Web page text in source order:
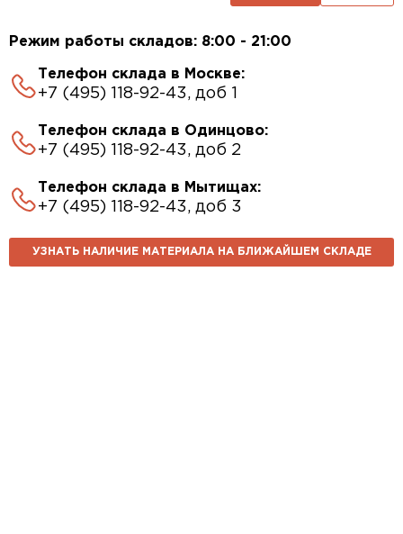
Режим работы складов: 8:00 - 21:00
Телефон склада в Москве:
+7 (495) 118-92-43, доб 1
Телефон склада в Одинцово:
+7 (495) 118-92-43, доб 2
Телефон склада в Мытищах:
+7 (495) 118-92-43, доб 3
УЗНАТЬ НАЛИЧИЕ МАТЕРИАЛА НА БЛИЖАЙШЕМ СКЛАДЕ